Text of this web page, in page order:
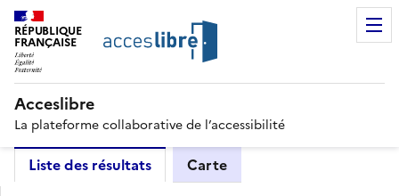
RÉPUBLIQUE
FRANÇAISE
Acceslibre
La plateforme collaborative de l’accessibilité
Liste des résultats Carte